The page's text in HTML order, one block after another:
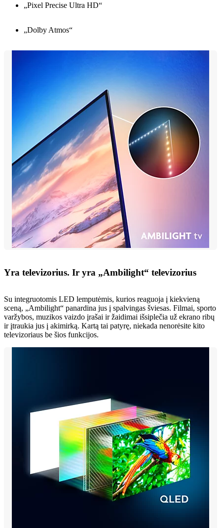
„Pixel Precise Ultra HD“
„Dolby Atmos“
Yra televizorius. Ir yra „Ambilight“ televizorius
Su integruotomis LED lemputėmis, kurios reaguoja į kiekvieną
sceną, „Ambilight“ panardina jus į spalvingas šviesas. Filmai, sporto
varžybos, muzikos vaizdo įrašai ir žaidimai išsiplečia už ekrano ribų
ir įtraukia jus į akimirką. Kartą tai patyrę, niekada nenorėsite kito
televizoriaus be šios funkcijos.